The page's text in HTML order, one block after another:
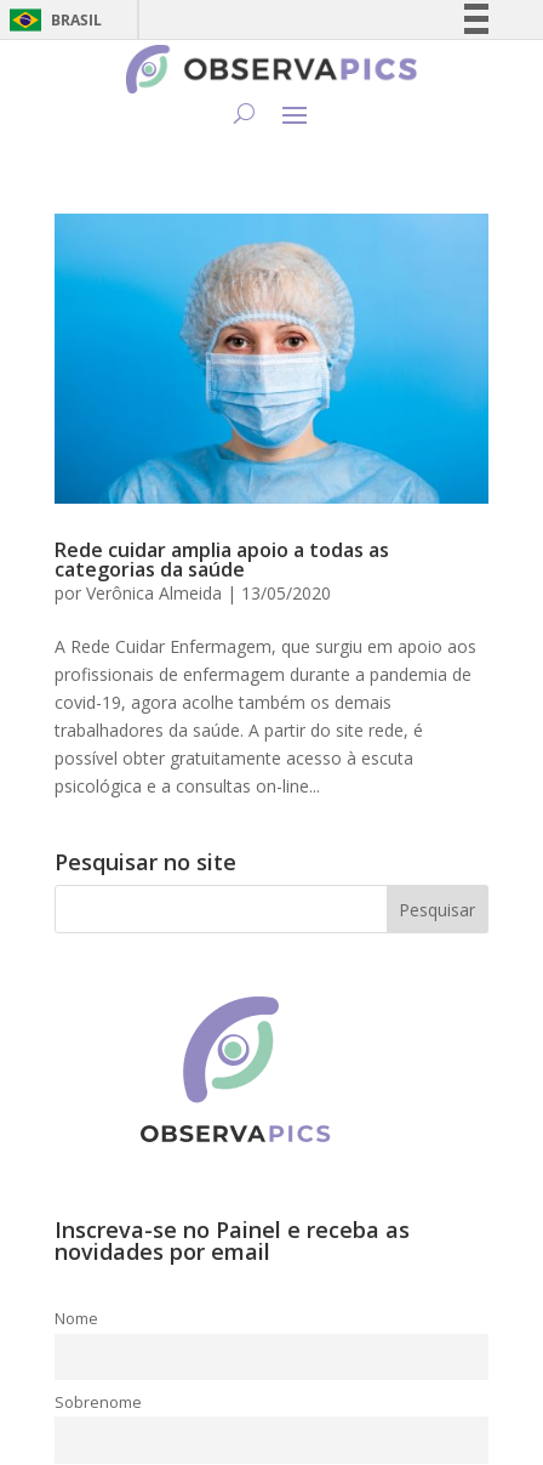
BRASIL
Simplifique!
Rede cuidar amplia apoio a todas as
categorias da saúde
por Verônica Almeida | 13/05/2020
A Rede Cuidar Enfermagem, que surgiu em apoio aos
profissionais de enfermagem durante a pandemia de
covid-19, agora acolhe também os demais
trabalhadores da saúde. A partir do site rede, é
possível obter gratuitamente acesso à escuta
psicológica e a consultas on-line...
Pesquisar no site
Inscreva-se no Painel e receba as
novidades por email
Nome
Sobrenome